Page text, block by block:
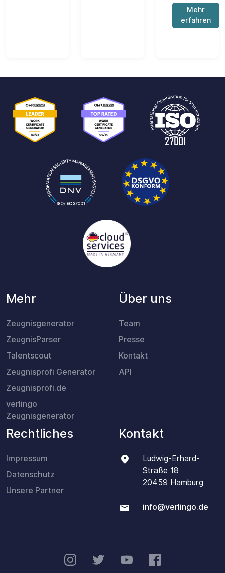
Mehr
erfahren
Mehr
Zeugnisgenerator
ZeugnisParser
Talentscout
Zeugnisprofi Generator
Zeugnisprofi.de
verlingo
Zeugnisgenerator
Über uns
Team
Presse
Kontakt
API
Rechtliches
Impressum
Datenschutz
Unsere Partner
Kontakt
Ludwig-Erhard-
Straße 18
20459 Hamburg
info@verlingo.de